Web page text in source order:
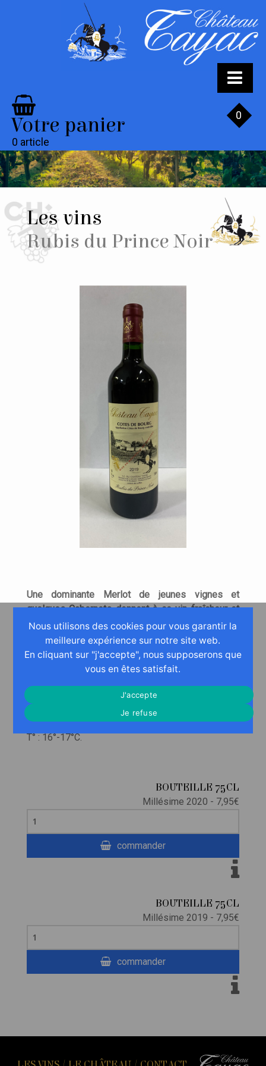
LES VINS ROUGES
LES VINS ROSÉS
BLANC DE BLANCS
LA FAMILLE
CONTACT
0
Votre panier
0 article
Les vins
Rubis du Prince Noir
Une dominante Merlot de jeunes vignes et
quelques Cabernets donnent à ce vin fraîcheur et
fruit avec une évolution discrète sur le noyau.
Excellent vin de restauration à marier avec une
belle cuisine variée, et des envies et origines
diverses, en commençant par des volailles dodues
viandes braisées après quelques années
d’épanouissement.
Une belle harmonie caractérise ce vin plaisant.
T° : 16°-17°C.
BOUTEILLE 75CL
Millésime 2020 - 7,95€
commander
BOUTEILLE 75CL
Millésime 2019 - 7,95€
commander
Nous utilisons des cookies pour vous garantir la
meilleure expérience sur notre site web.
En cliquant sur "j'accepte", nous supposerons que
vous en êtes satisfait.
J'accepte
Je refuse